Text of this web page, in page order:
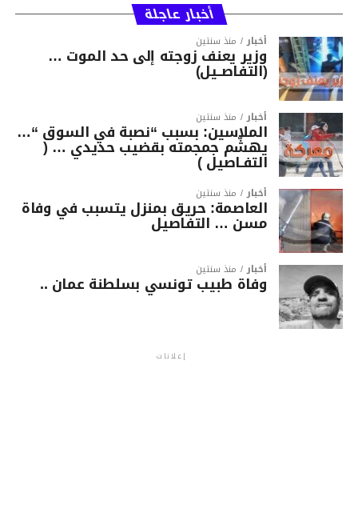
أخبار عاجلة
أخبار منذ سنتين
وزير يعنف زوجته إلى حد الموت …
(التفاصــيل)
أخبار منذ سنتين
الملاسين: بسبب “نصبة في السوق “…
يهشّم جمجمته بقضيب حديدي … (
التفـاصيل )
أخبار منذ سنتين
العاصمة: حريق بمنزل يتسبب في وفاة
مسن … التفاصيل
أخبار منذ سنتين
وفاة طبيب تونسي بسلطنة عمان ..
إعلانات